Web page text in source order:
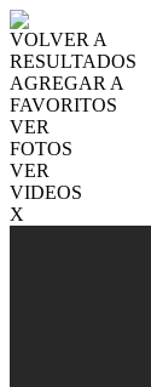
VOLVER A
RESULTADOS
AGREGAR A
FAVORITOS
VER
FOTOS
VER
VIDEOS
X